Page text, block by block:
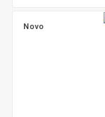
Novo